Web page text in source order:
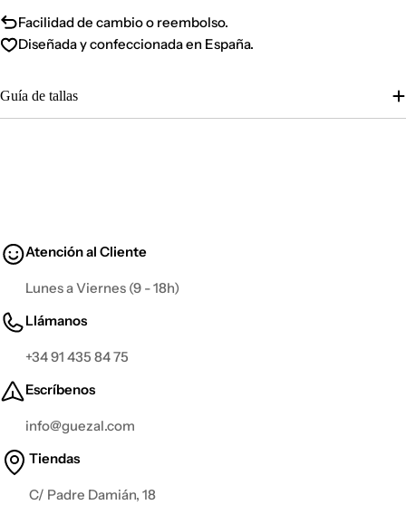
Facilidad de cambio o reembolso.
Diseñada y confeccionada en España.
Guía de tallas
Atención al Cliente
Lunes a Viernes (9 - 18h)
Llámanos
+34 91 435 84 75
Escríbenos
info@guezal.com
Tiendas
C/ Padre Damián, 18